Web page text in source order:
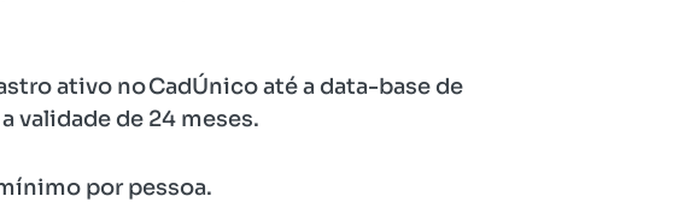
ativo no CadÚnico até a data-base de
validade de 24 meses.
por pessoa.